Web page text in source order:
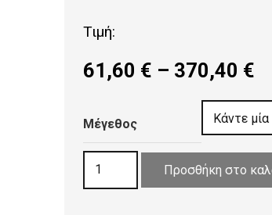
Τιμή:
61,60 € – 370,40 €
Μέγεθος
ΧΑΛΙ
Προσθήκη στο